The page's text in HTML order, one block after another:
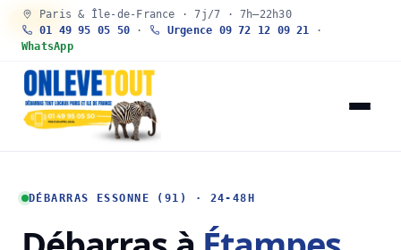
Paris & Île-de-France · 7j/7 · 7h–22h30
01 49 95 05 50 · Urgence 09 72 12 09 21 ·
WhatsApp
DÉBARRAS ESSONNE (91) · 24-48H
30 SEC